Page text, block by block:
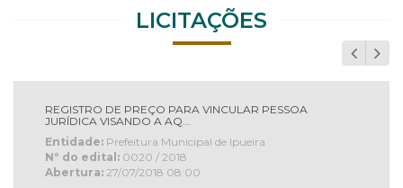
LICITAÇÕES
REGISTRO DE PREÇO PARA VINCULAR PESSOA
JURÍDICA VISANDO A AQ...
Entidade: Prefeitura Municipal de Ipueira
Nº do edital: 0020 / 2018
Abertura: 27/07/2018 08:00